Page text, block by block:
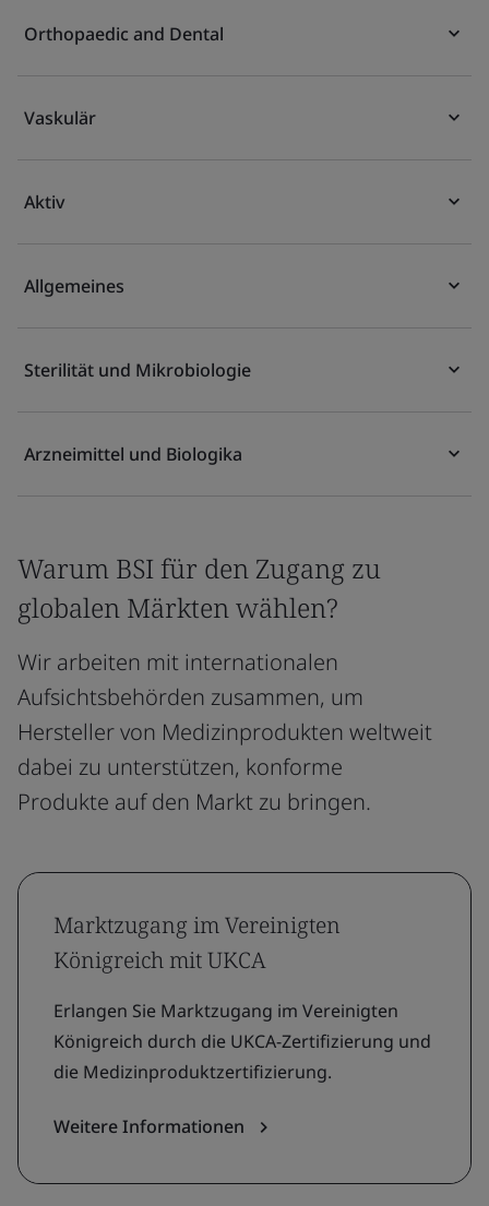
Orthopaedic and Dental
Vaskulär
Aktiv
Allgemeines
Sterilität und Mikrobiologie
Arzneimittel und Biologika
Warum BSI für den Zugang zu
globalen Märkten wählen?
Wir arbeiten mit internationalen
Aufsichtsbehörden zusammen, um
Hersteller von Medizinprodukten weltweit
dabei zu unterstützen, konforme
Produkte auf den Markt zu bringen.
Marktzugang im Vereinigten
Königreich mit UKCA
Erlangen Sie Marktzugang im Vereinigten
Königreich durch die UKCA-Zertifizierung und
die Medizinproduktzertifizierung.
Weitere Informationen